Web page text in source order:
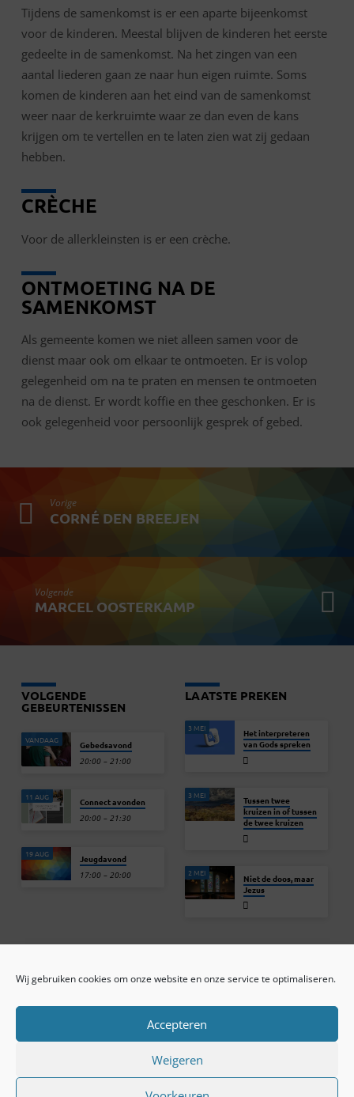
Wij gebruiken cookies om onze website en onze service te optimaliseren.
Accepteren
Weigeren
Tijdens de samenkomst is er een aparte bijeenkomst
voor de kinderen. Meestal blijven de kinderen het eerste
gedeelte in de samenkomst. Na het zingen van een
aantal liederen gaan ze naar hun eigen ruimte. Soms
komen de kinderen aan het eind van de samenkomst
weer naar de kerkruimte waar ze dan even de kans
krijgen om te vertellen en te laten zien wat zij gedaan
hebben.
CRÈCHE
Voor de allerkleinsten is er een crèche.
ONTMOETING NA DE
SAMENKOMST
Als gemeente komen we niet alleen samen voor de
dienst maar ook om elkaar te ontmoeten. Er is volop
gelegenheid om na te praten en mensen te ontmoeten
na de dienst. Er wordt koffie en thee geschonken. Er is
ook gelegenheid voor persoonlijk gesprek of gebed.
Vorige
CORNÉ DEN BREEJEN
Volgende
MARCEL OOSTERKAMP
VOLGENDE
GEBEURTENISSEN
VANDAAG Gebedsavond
20:00 – 21:00
11 AUG Connect avonden
20:00 – 21:30
19 AUG Jeugdavond
17:00 – 20:00
LAATSTE PREKEN
3 MEI
Het interpreteren
van Gods spreken
3 MEI
Tussen twee
kruizen in of tussen
de twee kruizen
2 MEI
Niet de doos, maar
Jezus
ONLINE ARCHIEF
Privacy beleid